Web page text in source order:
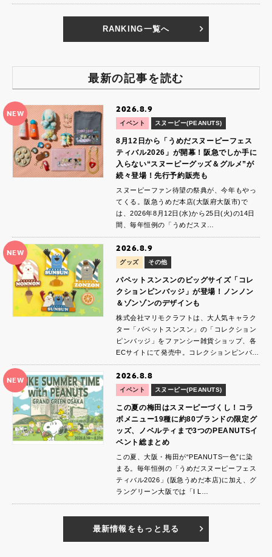
RANKING一覧へ
最新の記事を読む
NEW 2026.8.9
イベント スヌーピー(PEANUTS)
8月12日から「うめだスヌーピーフェス
ティバル2026」が開幕！阪急でしか手に
入らない“スヌーピーグッズ＆グルメ”が
続々登場！先行予約販売も
スヌーピーファン待望の祭典が、今年もやっ
てくる。阪急うめだ本店(大阪府大阪市)で
は、2026年8月12日(水)から25日(火)の14日
間、毎年恒例の「うめだスヌ…
NEW 2026.8.9
グッズ その他
パペットスンスンのビッグサイズ「コレ
クションピンバッジ」が登場！ノンノン
＆ゾンゾンのデザインも
株式会社マリモクラフトは、大人気キャラク
ター「パペットスンスン」の「コレクション
ピンバッジ」をファンシー雑貨ショップ、各
ECサイトにて発売中。コレクションピンバ…
NEW 2026.8.8
イベント スヌーピー(PEANUTS)
この夏の梅田はスヌーピーづくし！コラ
ボメニュー19種に約80ブランドの限定グ
ッズ、ノベルティまで3つのPEANUTSイ
ベント総まとめ
この夏、大阪・梅田が“PEANUTS一色”に染
まる。毎年恒例の「うめだスヌーピーフェス
ティバル2026」(阪急うめだ本店)に加え、グ
ラングリーン大阪では「I L…
最新情報をもっと見る